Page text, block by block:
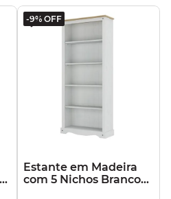
-9% OFF
Estante em Madeira
com 5 Nichos Branco